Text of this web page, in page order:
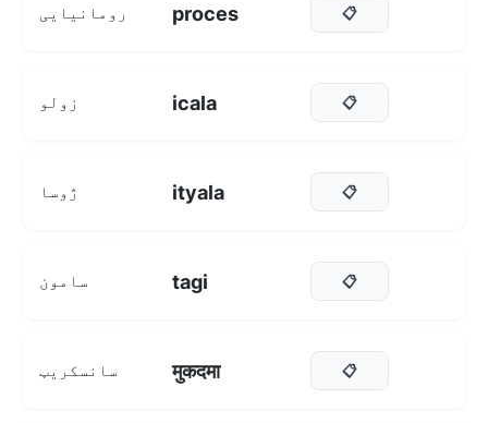
رومانیایی proces 📋
زولو icala 📋
ژوسا ityala 📋
سامون tagi 📋
سانسکریټ मुकदमा 📋